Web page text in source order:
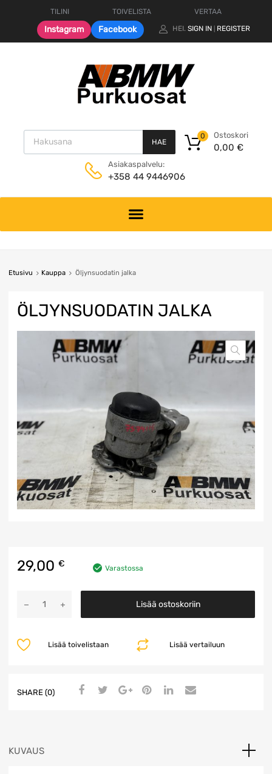
TILINI TOIVELISTA VERTAA
Instagram Facebook HEI. SIGN IN REGISTER
Products search
HAE
Ostoskori
0,00 €
0
Asiakaspalvelu:
+358 44 9446906
content
Etusivu Kauppa Öljynsuodatin jalka
ÖLJYNSUODATIN JALKA
29,00 € Varastossa
jalka
Lisää ostoskoriin
Lisää vertailuun
Lisää toivelistaan
SHARE (0)
KUVAUS